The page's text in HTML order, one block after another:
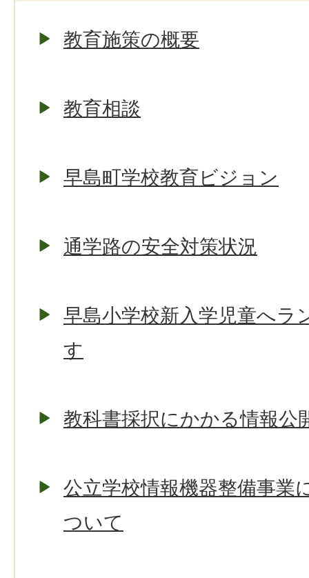
教育施策の概要
教育相談
早島町学校教育ビジョン
通学路の安全対策状況
早島小学校新入学児童へラ
す
教科書採択にかかる情報公
公立学校情報機器整備事業
ついて